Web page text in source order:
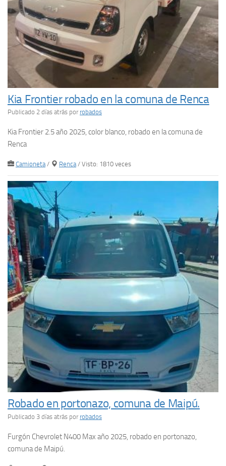
Kia Frontier robado en la comuna de Renca
Publicado 2 días atrás por robados
Kia Frontier 2.5 año 2025, color blanco, robado en la comuna de
Renca
Camioneta/ Renca/ Visto: 1810 veces
Robado en portonazo, comuna de Maipú.
Publicado 3 días atrás por robados
Furgón Chevrolet N400 Max año 2025, robado en portonazo,
comuna de Maipú.